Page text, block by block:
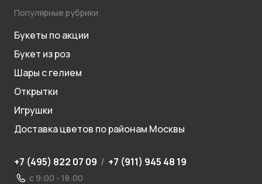
Популярные рубрики
Букеты по акции
Букет из роз
Шары с гелием
Открытки
Игрушки
Доставка цветов по районам Москвы
+7 (495) 822 07 09 / +7 (911) 945 48 19
с 9:00 - 18:00